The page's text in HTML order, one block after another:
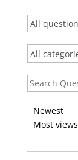
Newest
Most views